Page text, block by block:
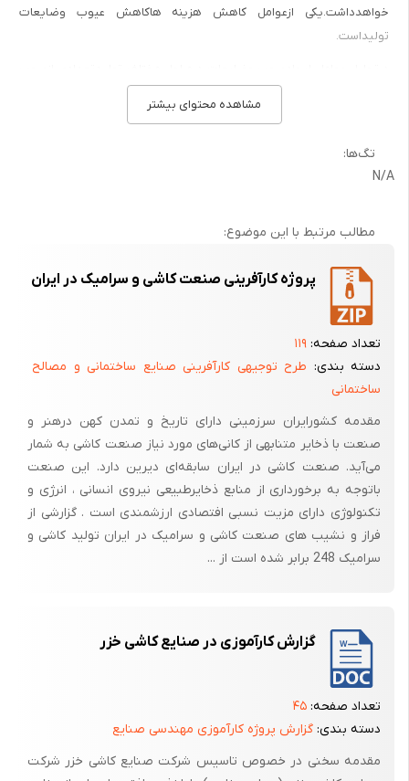
خواهدداشت.یکی ازعوامل کاهش هزینه هاکاهش عیوب وضایعات
تولیداست.
ازمواداولیه ناشی می شوندبه این مفهوم که به علت درنظرنگرفتن وعدم
مراعات نکاتی چنداز جمله نکات زیرعیوبی درمحصولات نیمه تمام ومحصولات
الف) عدم شناخت صحیح وآگاهی کامل ازخواص مواداولیه
ج) آماده سازی وفرآوری نادرست مواداولیه
بدیهی است موارد"ب"و"ج"ازمورد"الف"نیزمی تواندناشی شود.به عبارت
دیگربرای جلوگیری ازایجادبعضی ازعیوب بایستی خواص مواداولیه معرفی
وتاثیرآن هادرتحریک از مراحل رابه خوبی شناخت ومواردمصرف آن هارادانست
وبه چگونگی آماده سازی آنها برای اتخاذنتایج مطلوب وقوف کامل داشت.
درصنعت سرامیک علی الخصوص سرامیک های ساختمانی به علت مصرف
زیادمواد اولیه،انتخاب مواداولیه ارزان قیمت ودردسترس درراس وتیرگی های
مواداولیه چنین صنایعی می باشندولی این دوویژگی نبایددارای چنان ارزش
واعتباری باشدکه خواص فنی دیگرراتحت الشعاع قراردهد،به نحوی که به علت
نادیده گرفتن خواص فنی مواد اولیه،عیوب وضایعات درمحصول ایجادشودکه
هزینه های انجام شده به علت ایجاداین عیوب،ارزان قیمت بودن این گونه
مواداولیه رازیرعلامت سئوال برده،شک وتردیددر استفاده ازآن هابوجودآورد.
مشاهده محتوای بیشتر
تگ‌ها:
N/A
مطالب مرتبط با این موضوع:
پروژه کارآفرینی صنعت کاشی و سرامیک در ایران
تعداد صفحه: ۱۱۹
دسته بندی: طرح توجیهی کارآفرینی صنایع ساختمانی و مصالح
ساختمانی
مقدمه کشورایران سرزمینی دارای تاریخ و تمدن کهن درهنر و
صنعت با ذخایر متنابهی از کانی‌های مورد نیاز صنعت کاشی به شمار
می‌آید. صنعت کاشی در ایران سابقه‌ای دیرین دارد. این صنعت
باتوجه به برخورداری از منابع ذخایرطبیعی نیروی انسانی ، انرژی و
تکنولوژی دارای مزیت نسبی افتصادی ارزشمندی است . گزارشی از
فراز و نشیب های صنعت کاشی و سرامیک در ایران تولید کاشی و
سرامیک 248 برابر شده است از ...
گزارش کارآموزی در صنایع کاشی خزر
تعداد صفحه: ۴۵
دسته بندی: گزارش پروژه کارآموزی مهندسی صنایع
مقدمه سخنی در خصوص تاسیس شرکت صنایع کاشی خزر شرکت